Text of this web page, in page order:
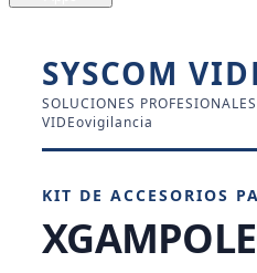
SYSCOM
SOLUCIONES
VIDEovigilancia
KIT DE ACCESORIOS